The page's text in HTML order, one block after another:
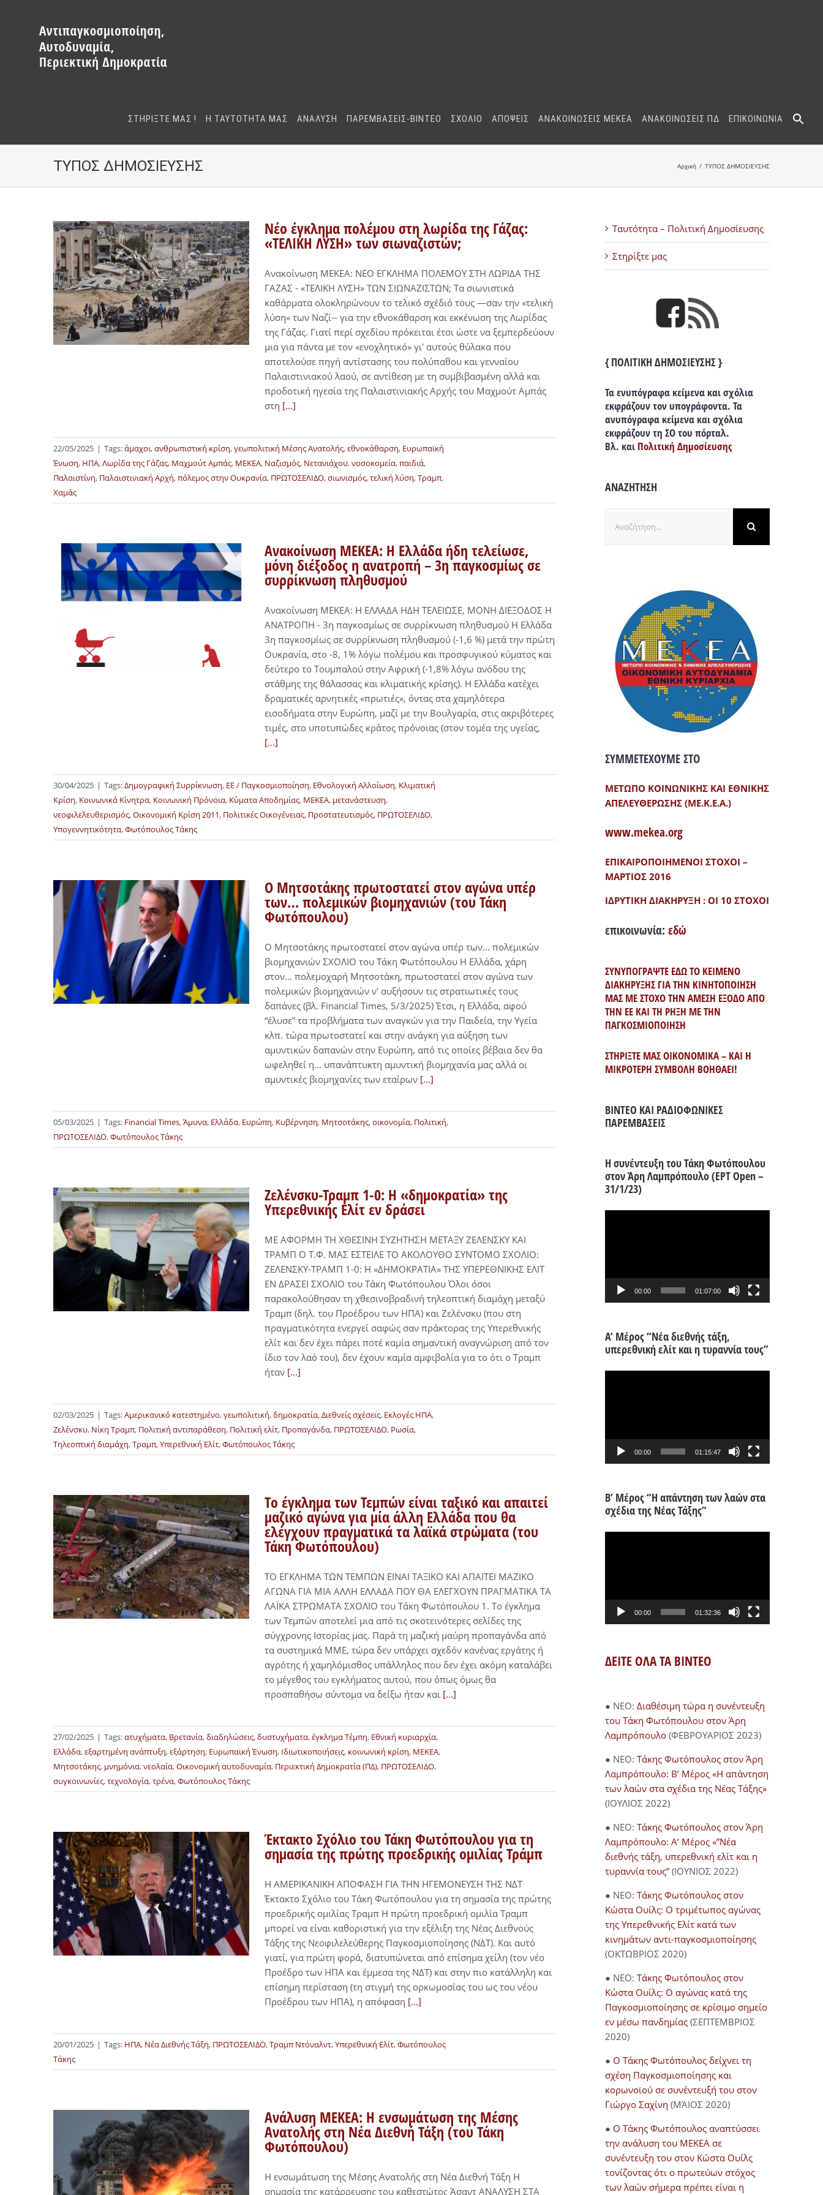
περιεχόμενο
ΣΤΗΡΙΞΤΕ ΜΑΣ ! Η ΤΑΥΤΟΤΗΤΑ ΜΑΣ ΑΝΑΛΥΣΗ ΠΑΡΕΜΒΑΣΕΙΣ-BINTEO ΣΧΟΛΙΟ ΑΠΟΨΕΙΣ ΑΝΑΚΟΙΝΩΣΕΙΣ ΜΕΚΕΑ ΑΝΑΚΟΙΝΩΣΕΙΣ ΠΔ ΕΠΙΚΟΙΝΩΝΙΑ
ΤΥΠΟΣ ΔΗΜΟΣΙΕΥΣΗΣ Αρχική ΤΥΠΟΣ ΔΗΜΟΣΙΕΥΣΗΣ
Νέο έγκλημα πολέμου στη λωρίδα της Γάζας:
«ΤΕΛΙΚΗ ΛΥΣΗ» των σιωναζιστών;
Ανακοίνωση ΜΕΚΕΑ: ΝΕΟ ΕΓΚΛΗΜΑ ΠΟΛΕΜΟΥ ΣΤΗ ΛΩΡΙΔΑ ΤΗΣ
ΓΑΖΑΣ - «ΤΕΛΙΚΗ ΛΥΣΗ» ΤΩΝ ΣΙΩΝΑΖΙΣΤΩΝ; Τα σιωνιστικά
καθάρματα ολοκληρώνουν το τελικό σχέδιό τους —σαν την «τελική
λύση» των Ναζί-- για την εθνοκάθαρση και εκκένωση της Λωρίδας
της Γάζας. Γιατί περί σχεδίου πρόκειται έτσι ώστε να ξεμπερδεύουν
μια για πάντα με τον «ενοχλητικό» γι' αυτούς θύλακα που
αποτελούσε πηγή αντίστασης του πολύπαθου και γενναίου
Παλαιστινιακού λαού, σε αντίθεση με τη συμβιβασμένη αλλά και
προδοτική ηγεσία της Παλαιστινιακής Αρχής του Μαχμούτ Αμπάς
στη [...]
22/05/2025 | Tags:άμαχοι,ανθρωπιστική κρίση,γεωπολιτική Μέσης Ανατολής,εθνοκάθαρση, Ευρωπαϊκή
Ένωση, ΗΠΑ,Λωρίδα της Γάζας, Μαχμούτ Αμπάς, ΜΕΚΕΑ, Ναζισμός, Νετανιάχου,νοσοκομεία,παιδιά,
Παλαιστίνη, Παλαιστινιακή Αρχή,πόλεμος στην Ουκρανία, ΠΡΩΤΟΣΕΛΙΔΟ,σιωνισμός,τελική λύση,Τραμπ,
Χαμάς
Ανακοίνωση ΜΕΚΕΑ: Η Ελλάδα ήδη τελείωσε,
μόνη διέξοδος η ανατροπή – 3η παγκοσμίως σε
συρρίκνωση πληθυσμού
Ανακοίνωση ΜΕΚΕΑ: Η ΕΛΛΑΔΑ ΗΔΗ ΤΕΛΕΙΩΣΕ, ΜΟΝΗ ΔΙΕΞΟΔΟΣ Η
ΑΝΑΤΡΟΠΗ - 3η παγκοσμίως σε συρρίκνωση πληθυσμού Η Ελλάδα
3η παγκοσμίως σε συρρίκνωση πληθυσμού (-1,6 %) μετά την πρώτη
Ουκρανία, στο -8, 1% λόγω πολέμου και προσφυγικού κύματος και
δεύτερο το Τουμπαλού στην Αφρική (-1,8% λόγω ανόδου της
στάθμης της θάλασσας και κλιματικής κρίσης). Η Ελλάδα κατέχει
δραματικές αρνητικές «πρωτιές», όντας στα χαμηλότερα
εισοδήματα στην Ευρώπη, μαζί με την Βουλγαρία, στις ακριβότερες
τιμές, στο υποτυπώδες κράτος πρόνοιας (στον τομέα της υγείας,
[...]
30/04/2025 | Tags:Δημογραφική Συρρίκνωση, ΕΕ / Παγκοσμιοποίηση, Εθνολογική Αλλοίωση, Κλιματική
Κρίση, Κοινωνικά Κίνητρα, Κοινωνική Πρόνοια, Κύματα Αποδημίας, ΜΕΚΕΑ, μετανάστευση,
νεοφιλελευθερισμός,Οικονομική Κρίση 2011, Πολιτικές Οικογένειας, Προστατευτισμός, ΠΡΩΤΟΣΕΛΙΔΟ,
Υπογεννητικότητα,Φωτόπουλος Τάκης
Ο Μητσοτάκης πρωτοστατεί στον αγώνα υπέρ
των… πολεμικών βιομηχανιών (του Τάκη
Φωτόπουλου)
Ο Μητσοτάκης πρωτοστατεί στον αγώνα υπέρ των… πολεμικών
βιομηχανιών ΣΧΟΛΙΟ του Τάκη Φωτόπουλου Η Ελλάδα, χάρη
στον… πολεμοχαρή Μητσοτάκη, πρωτοστατεί στον αγώνα των
πολεμικών βιομηχανιών ν' αυξήσουν τις στρατιωτικές τους
δαπάνες (βλ. Financial Times, 5/3/2025) Έτσι, η Ελλάδα, αφού
“έλυσε” τα προβλήματα των αναγκών για την Παιδεία, την Υγεία
κλπ. τώρα πρωτοστατεί και στην ανάγκη για αύξηση των
αμυντικών δαπανών στην Ευρώπη, από τις οποίες βέβαια δεν θα
ωφεληθεί η… υπανάπτυκτη αμυντική βιομηχανία μας αλλά οι
αμυντικές βιομηχανίες των εταίρων [...]
05/03/2025 | Tags: Financial Times,Άμυνα, Ελλάδα, Ευρώπη, Κυβέρνηση, Μητσοτάκης,οικονομία, Πολιτική,
ΠΡΩΤΟΣΕΛΙΔΟ,Φωτόπουλος Τάκης
Ζελένσκυ-Τραμπ 1-0: Η «δημοκρατία» της
Υπερεθνικής Ελίτ εν δράσει
ΜΕ ΑΦΟΡΜΗ ΤΗ ΧΘΕΣΙΝΗ ΣΥΖΗΤΗΣΗ ΜΕΤΑΞΥ ΖΕΛΕΝΣΚΥ ΚΑΙ
ΤΡΑΜΠ Ο Τ.Φ. ΜΑΣ ΕΣΤΕΙΛΕ ΤΟ ΑΚΟΛΟΥΘΟ ΣΥΝΤΟΜΟ ΣΧΟΛΙΟ:
ΖΕΛΕΝΣΚΥ-ΤΡΑΜΠ 1-0: Η «ΔΗΜΟΚΡΑΤΙΑ» ΤΗΣ ΥΠΕΡΕΘΝΙΚΗΣ ΕΛΙΤ
ΕΝ ΔΡΑΣΕΙ ΣΧΟΛΙΟ του Τάκη Φωτόπουλου Όλοι όσοι
παρακολούθησαν τη χθεσινοβραδινή τηλεοπτική διαμάχη μεταξύ
Τραμπ (δηλ. του Προέδρου των ΗΠΑ) και Ζελένσκυ (που στη
πραγματικότητα ενεργεί σαφώς σαν πράκτορας της Υπερεθνικής
ελίτ και δεν έχει πάρει ποτέ καμία σημαντική αναγνώριση από τον
ίδιο τον λαό του), δεν έχουν καμία αμφιβολία για το ότι ο Τραμπ
ήταν [...]
02/03/2025 | Tags:Αμερικανικό κατεστημένο,γεωπολιτική,δημοκρατία,Διεθνείς σχέσεις, Εκλογές ΗΠΑ,
Ζελένσκυ, Νίκη Τραμπ, Πολιτική αντιπαράθεση, Πολιτική ελίτ, Προπαγάνδα, ΠΡΩΤΟΣΕΛΙΔΟ, Ρωσία,
Τηλεοπτική διαμάχη,Τραμπ,Υπερεθνική Ελίτ,Φωτόπουλος Τάκης
Tο έγκλημα των Τεμπών είναι ταξικό και απαιτεί
μαζικό αγώνα για μία άλλη Ελλάδα που θα
ελέγχουν πραγματικά τα λαϊκά στρώματα (του
Τάκη Φωτόπουλου)
ΤΟ ΕΓΚΛΗΜΑ ΤΩΝ ΤΕΜΠΩΝ ΕΙΝΑΙ ΤΑΞΙΚΟ ΚΑΙ ΑΠΑΙΤΕΙ ΜΑΖΙΚΟ
ΑΓΩΝΑ ΓΙΑ ΜΙΑ ΑΛΛΗ ΕΛΛΑΔΑ ΠΟΥ ΘΑ ΕΛΕΓΧΟΥΝ ΠΡΑΓΜΑΤΙΚΑ ΤΑ
ΛΑΪΚΑ ΣΤΡΩΜΑΤΑ ΣΧΟΛΙΟ του Τάκη Φωτόπουλου 1. Το έγκλημα
των Τεμπών αποτελεί μια από τις σκοτεινότερες σελίδες της
σύγχρονης Ιστορίας μας. Παρά τη μαζική μαύρη προπαγάνδα από
τα συστημικά ΜΜΕ, τώρα δεν υπάρχει σχεδόν κανένας εργάτης ή
αγρότης ή χαμηλόμισθος υπάλληλος που δεν έχει ακόμη καταλάβει
το μέγεθος του εγκλήματος αυτού, που όπως όμως θα
προσπαθήσω σύντομα να δείξω ήταν και [...]
27/02/2025 | Tags:ατυχήματα, Βρετανία,διαδηλώσεις,δυστυχήματα,έγκλημα Τέμπη, Εθνική κυριαρχία,
Ελλάδα,εξαρτημένη ανάπτυξη,εξάρτηση, Ευρωπαϊκή Ένωση, Ιδιωτικοποιήσεις, κοινωνική κρίση, ΜΕΚΕΑ,
Μητσοτάκης, μνημόνια,νεολαία,Οικονομική αυτοδυναμία, Περιεκτική Δημοκρατία (ΠΔ), ΠΡΩΤΟΣΕΛΙΔΟ,
συγκοινωνίες,τεχνολογία,τρένα,Φωτόπουλος Τάκης
Έκτακτο Σχόλιο του Τάκη Φωτόπουλου για τη
σημασία της πρώτης προεδρικής ομιλίας Τράμπ
Η ΑΜΕΡΙΚΑΝΙΚΗ ΑΠΟΦΑΣΗ ΓΙΑ ΤΗΝ ΗΓΕΜΟΝΕΥΣΗ ΤΗΣ ΝΔΤ
Έκτακτο Σχόλιο του Τάκη Φωτόπουλου για τη σημασία της πρώτης
προεδρικής ομιλίας Τραμπ Η πρώτη προεδρική ομιλία Τραμπ
μπορεί να είναι καθοριστική για την εξέλιξη της Νέας Διεθνούς
Τάξης της Νεοφιλελεύθερης Παγκοσμιοποίησης (ΝΔΤ). Και αυτό
γιατί, για πρώτη φορά, διατυπώνεται από επίσημα χείλη (τον νέο
Προέδρο των ΗΠΑ και έμμεσα της ΝΔΤ) και στην πιο κατάλληλη και
επίσημη περίσταση (τη στιγμή της ορκωμοσίας του ως του νέου
Προέδρου των ΗΠΑ), η απόφαση [...]
20/01/2025 | Tags: ΗΠΑ, Νέα Διεθνής Τάξη, ΠΡΩΤΟΣΕΛΙΔΟ,Τραμπ Ντόναλντ,Υπερεθνική Ελίτ,Φωτόπουλος
Τάκης
Ανάλυση ΜΕΚΕΑ: Η ενσωμάτωση της Μέσης
Ανατολής στη Νέα Διεθνή Τάξη (του Τάκη
Φωτόπουλου)
Η ενσωμάτωση της Μέσης Ανατολής στη Νέα Διεθνή Τάξη Η
σημασία της κατάρρευσης του καθεστώτος Άσαντ ΑΝΑΛΥΣΗ ΣΤΑ
Ταυτότητα – Πολιτική Δημοσίευσης
Στηρίξτε μας
{ ΠΟΛΙΤΙΚΗ ΔΗΜΟΣΙΕΥΣΗΣ }
Τα ενυπόγραφα κείμενα και σχόλια
εκφράζουν τον υπογράφοντα. Τα
ανυπόγραφα κείμενα και σχόλια
εκφράζουν τη ΣΟ του πόρταλ.
Βλ. και Πολιτική Δημοσίευσης
ΑΝΑΖΗΤΗΣΗ
για:
ΣΥΜΜΕΤΕΧΟΥΜΕ ΣΤΟ
ΜΕΤΩΠΟ ΚΟΙΝΩΝΙΚΗΣ ΚΑΙ ΕΘΝΙΚΗΣ
ΑΠΕΛΕΥΘΕΡΩΣΗΣ (ΜΕ.Κ.Ε.Α.)
www.mekea.org
ΕΠΙΚΑΙΡΟΠΟΙΗΜΕΝΟΙ ΣΤΟΧΟΙ –
ΜΑΡΤΙΟΣ 2016
ΙΔΡΥΤΙΚΗ ΔΙΑΚΗΡΥΞΗ : ΟΙ 10 ΣΤΟΧΟΙ
επικοινωνία: εδώ
ΣΥΝΥΠΟΓΡΑΨΤΕ ΕΔΩ ΤΟ ΚΕΙΜΕΝΟ
ΔΙΑΚΗΡΥΞΗΣ ΓΙΑ ΤΗΝ ΚΙΝΗΤΟΠΟΙΗΣΗ
ΜΑΣ ΜΕ ΣΤΟΧΟ ΤΗΝ ΑΜΕΣΗ ΕΞΟΔΟ ΑΠΟ
ΤΗΝ ΕΕ ΚΑΙ ΤΗ ΡΗΞΗ ΜΕ ΤΗΝ
ΠΑΓΚΟΣΜΙΟΠΟΙΗΣΗ
ΣΤΗΡΙΞΤΕ ΜΑΣ ΟΙΚΟΝΟΜΙΚΑ – ΚΑΙ Η
ΜΙΚΡΟΤΕΡΗ ΣΥΜΒΟΛΗ ΒΟΗΘΑΕΙ!
ΒΙΝΤΕΟ ΚΑΙ ΡΑΔΙΟΦΩΝΙΚΕΣ
ΠΑΡΕΜΒΑΣΕΙΣ
Η συνέντευξη του Τάκη Φωτόπουλου
στον Άρη Λαμπρόπουλο (ΕΡΤ Open –
31/1/23)
00:00 01:07:00
Α’ Μέρος “Νέα διεθνής τάξη,
υπερεθνική ελίτ και η τυραννία τους”
00:00 01:15:47
Β’ Μέρος “Η απάντηση των λαών στα
σχέδια της Νέας Τάξης”
00:00 01:32:36
ΔΕΙΤΕ ΟΛΑ ΤΑ ΒΙΝΤΕΟ
● NEO: Διαθέσιμη τώρα η συνέντευξη
του Τάκη Φωτόπουλου στον Άρη
Λαμπρόπουλο(ΦΕΒΡΟΥΑΡΙΟΣ 2023)
● NEO: Τάκης Φωτόπουλος στον Άρη
Λαμπρόπουλο: Β’ Μέρος «Η απάντηση
των λαών στα σχέδια της Νέας Τάξης»
(ΙΟΥΛΙΟΣ 2022)
● NEO: Τάκης Φωτόπουλος στον Άρη
Λαμπρόπουλο: Α’ Μέρος «”Νέα
διεθνής τάξη, υπερεθνική ελίτ και η
τυραννία τους” (ΙΟΥΝΙΟΣ 2022)
● NEO: Τάκης Φωτόπουλος στον
Κώστα Ουίλς: Ο τριμέτωπος αγώνας
της Υπερεθνικής Ελίτ κατά των
κινημάτων αντι-παγκοσμιοποίησης
(ΟΚΤΩΒΡΙΟΣ 2020)
● NEO: Τάκης Φωτόπουλος στον
Κώστα Ουίλς: Ο αγώνας κατά της
Παγκοσμιοποίησης σε κρίσιμο σημείο
εν μέσω πανδημίας (ΣΕΠΤΕΜΒΡΙΟΣ
2020)
● Ο Τάκης Φωτόπουλος δείχνει τη
σχέση Παγκοσμιοποίησης και
κορωνοϊού σε συνέντευξή του στον
Γιώργο Σαχίνη (ΜΆΙΟΣ 2020)
● O Τάκης Φωτόπουλος αναπτύσσει
την ανάλυση του ΜΕΚΕΑ σε
συνέντευξη του στον Κώστα Ουίλς
τονίζοντας ότι ο πρωτεύων στόχος
των λαών σήμερα πρέπει είναι η